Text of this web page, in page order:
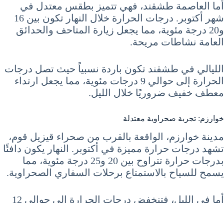
أما العاصمة طشقند، فهي تتميز بطقس معتدل في
شهر أكتوبر. درجات الحرارة خلال النهار تكون بين 16
و20 درجة مئوية، مما يجعل زيارة المتاحف والحدائق
العامة نشاطات مريحة.
الليالي في طشقند تكون باردة نسبياً حيث تصل درجات
الحرارة إلى حوالي 9 درجات مئوية، مما يجعل ارتداء
معطف خفيف ضروريًا خلال الليل.
خوارزم: تجربة صحراوية معتدلة
مدينة خوارزم، الواقعة بالقرب من صحراء قيزيل قوم،
تشهد درجات حرارة مميزة في أكتوبر. النهار يكون دافئًا
بدرجات حرارة تتراوح بين 20 و25 درجة مئوية، مما
يسمح للسياح بالاستمتاع برحلات السفاري الصحراوية.
أما في الليل، فتنخفض درجات الحرارة إلى حوالي 12